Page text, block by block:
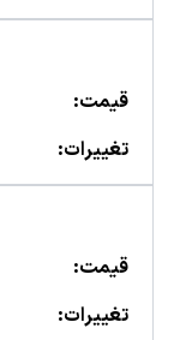
قیمت:
تغییرات:
قیمت:
تغییرات: